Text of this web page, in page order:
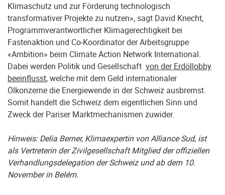
Klimaschutz und zur Förderung technologisch
transformativer Projekte zu nutzen», sagt David Knecht,
Programmverantwortlicher Klimagerechtigkeit bei
Fastenaktion und Co-Koordinator der Arbeitsgruppe
«Ambition» beim Climate Action Network International.
Dabei werden Politik und Gesellschaft von der Erdöllobby
beeinflusst, welche mit dem Geld interna­tionaler
Ölkonzerne die Energiewende in der Schweiz ausbremst.
Somit handelt die Schweiz dem eigentlichen Sinn und
Zweck der Pariser Marktmechanismen zuwider.
Hinweis:Delia Berner, Klimaexpertin von Alliance Sud, ist
als Vertreterin der Zivilgesellschaft Mitglied der offiziellen
Verhandlungsdelegation der Schweiz und ab dem 10.
November in Belém.